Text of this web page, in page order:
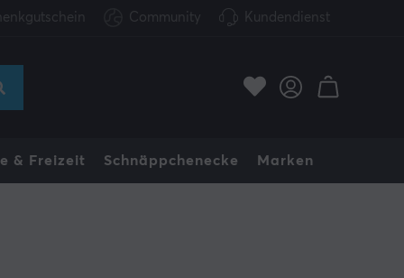
Community Kundendienst
& Freizeit Schnäppchenecke Marken